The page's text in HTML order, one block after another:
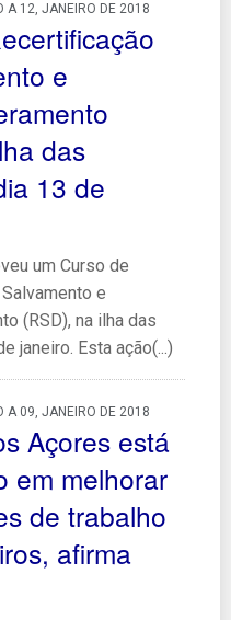
A 12, JANEIRO DE 2018
e
das
13 de
um Curso de
e
(RSD), na ilha das
janeiro. Esta ação(...)
A 09, JANEIRO DE 2018
Açores está
em melhorar
de trabalho
afirma